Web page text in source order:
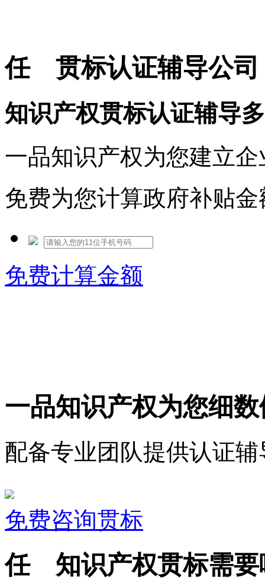
任 贯标认证辅导公司
知识产权贯标认证辅导
一品知识产权为您建立
免费为您计算政府补贴
免费计算金额
一品知识产权为您细
配备专业团队提供认证辅
免费咨询贯标
任 知识产权贯标需要